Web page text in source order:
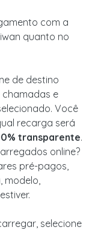
com a
quanto no
de destino
e
Você
recarga será
transparente.
online?
pré-pagos,
selecione